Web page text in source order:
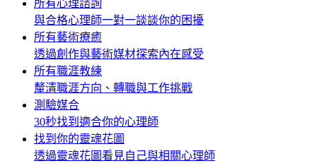
所有心理諮詢
與合格心理師一對一談談你的困擾
所有藝術療癒
透過創作與藝術媒材探索內在感受
所有職涯教練
釐清職涯方向、轉職與工作挑戰
測驗媒合
30秒找到適合你的心理師
找到你的靈魂花圖
透過靈魂花圖看見自己與相關心理師